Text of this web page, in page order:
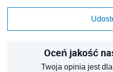
Oceń jakość
Twoja opinia jest